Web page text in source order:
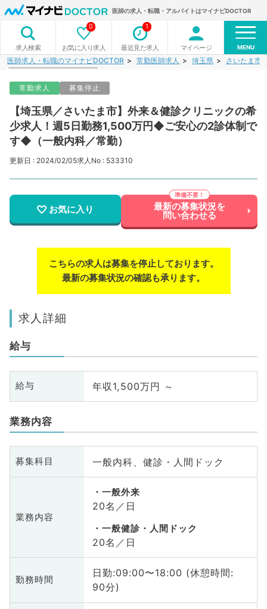
医師の求人・転職・アルバイトはマイナビDOCTOR
求人検索 お気に入り求人
0
最近見た求人
1
マイページ MENU
医師求人・転職のマイナビDOCTOR 常勤医師求人 埼玉県 さいたま市
常勤求人 募集停止
【埼玉県／さいたま市】外来＆健診クリニックの希
少求人！週5日勤務1,500万円◆ご安心の2診体制で
す◆（一般内科／常勤）
更新日 : 2024/02/05求人No : 533310
お気に入り 最新の募集状況を
問い合わせる
こちらの求人は募集を停止しております。
最新の募集状況の確認も承ります。
求人詳細
給与
給与 年収1,500万円 ～
業務内容
募集科目 一般内科、健診・人間ドック
業務内容
一般外来
20名／日
一般健診・人間ドック
20名／日
勤務時間
日勤:09:00〜18:00 (休憩時間:
90分)